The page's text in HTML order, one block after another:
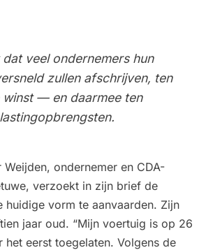
veel ondernemers hun
zullen afschrijven, ten
winst — en daarmee ten
ondernemer en CDA-
verzoekt in zijn brief de
huidige vorm te aanvaarden. Zijn
jaar oud. “Mijn voertuig is op 26
eerst toegelaten. Volgens de